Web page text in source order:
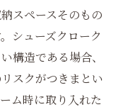
スペースそのもの
シューズクローク
構造である場合、
スクがつきまとい
ム時に取り入れた